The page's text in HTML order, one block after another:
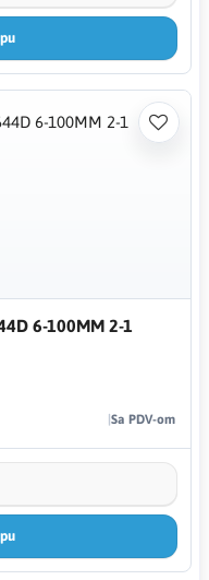
6-100MM 2-1
Sa PDV-om